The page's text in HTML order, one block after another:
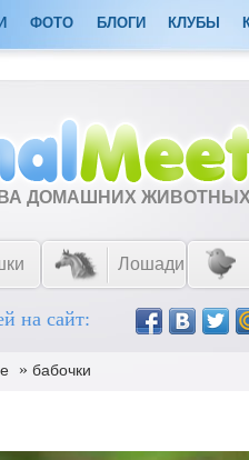
ФОТО БЛОГИ КЛУБЫ
ДОМАШНИХ
Лошади
на сайт:
» бабочки